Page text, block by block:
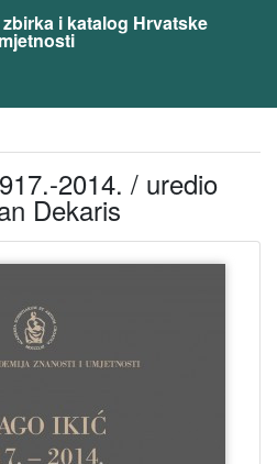
i katalog Hrvatske
2014. / uredio
Dekaris